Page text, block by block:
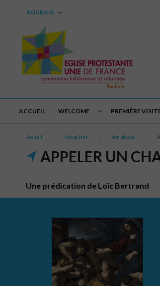
ROUBAIX
ACCUEIL WELCOME PREMIÈRE
Accueil Actualités Non classé
APPELER UN
Une prédication de Loïc Bertrand